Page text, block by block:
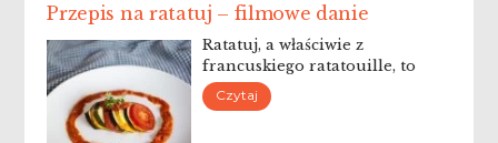
Przepis na ratatuj – filmowe danie
Ratatuj, a właściwie z
francuskiego ratatouille, to
Czytaj